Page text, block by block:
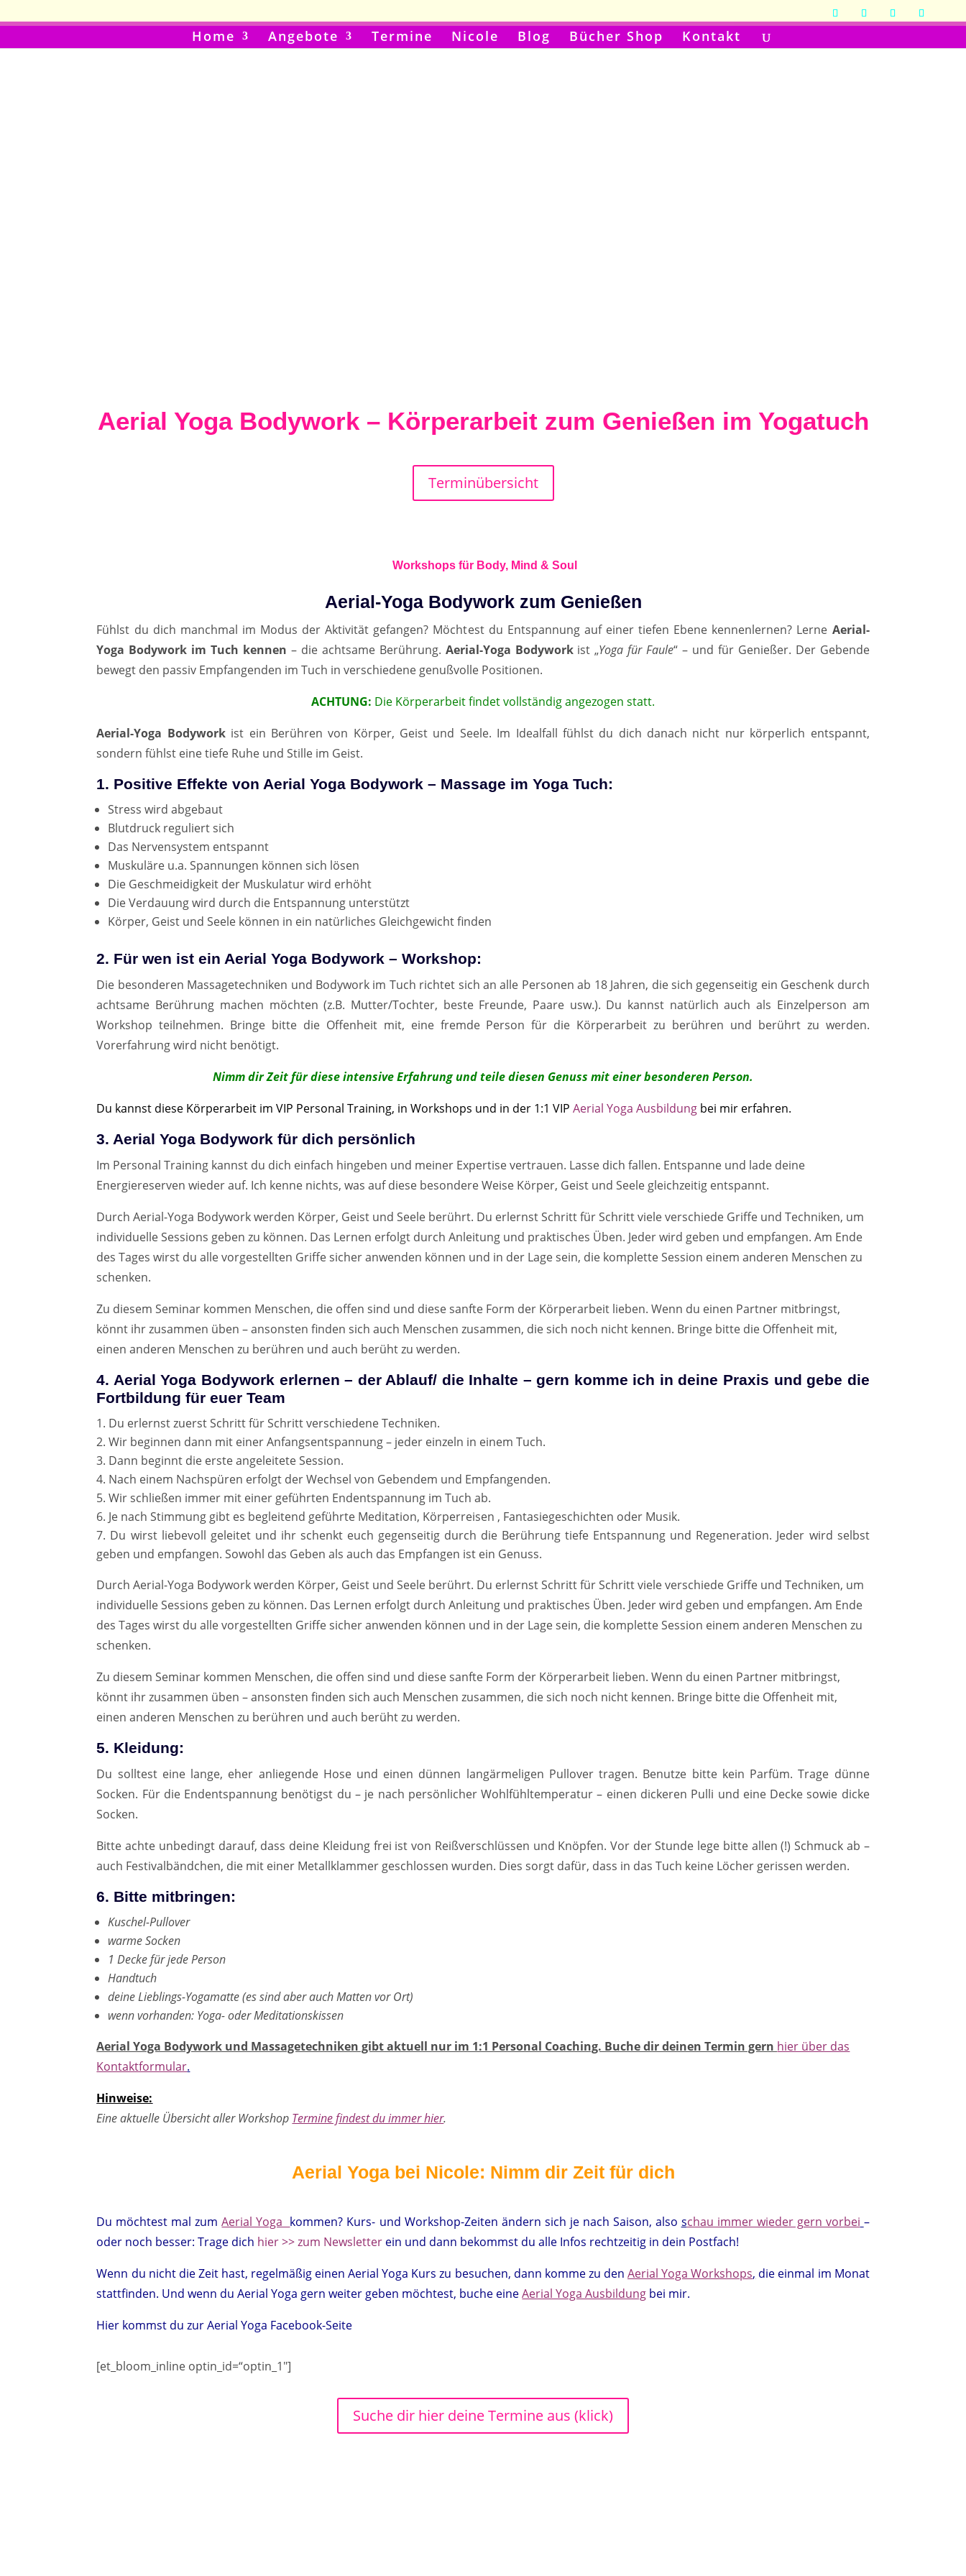
Home Angebote Termine Nicole Blog Bücher Shop Kontakt
Aerial Yoga Bodywork – Körperarbeit zum Genießen im Yogatuch
Terminübersicht
Workshops für Body, Mind & Soul
Aerial-Yoga Bodywork zum Genießen
Fühlst du dich manchmal im Modus der Aktivität gefangen? Möchtest du Entspannung auf einer tiefen Ebene kennenlernen? Lerne Aerial-
Yoga Bodywork im Tuch kennen – die achtsame Berührung. Aerial-Yoga Bodyworkist „Yoga für Faule“ – und für Genießer. Der Gebende
bewegt den passiv Empfangenden im Tuch in verschiedene genußvolle Positionen.
ACHTUNG: Die Körperarbeit findet vollständig angezogen statt.
Aerial-Yoga Bodyworkist ein Berühren von Körper, Geist und Seele. Im Idealfall fühlst du dich danach nicht nur körperlich entspannt,
sondern fühlst eine tiefe Ruhe und Stille im Geist.
1. Positive Effekte von Aerial Yoga Bodywork – Massage im Yoga Tuch:
Stress wird abgebaut
Blutdruck reguliert sich
Das Nervensystem entspannt
Muskuläre u.a. Spannungen können sich lösen
Die Geschmeidigkeit der Muskulatur wird erhöht
Die Verdauung wird durch die Entspannung unterstützt
Körper, Geist und Seele können in ein natürliches Gleichgewicht finden
2. Für wen ist ein Aerial Yoga Bodywork – Workshop:
Die besonderen Massagetechniken und Bodywork im Tuch richtet sich an alle Personen ab 18 Jahren, die sich gegenseitig ein Geschenk durch
achtsame Berührung machen möchten (z.B. Mutter/Tochter, beste Freunde, Paare usw.). Du kannst natürlich auch als Einzelperson am
Workshop teilnehmen. Bringe bitte die Offenheit mit, eine fremde Person für die Körperarbeit zu berühren und berührt zu werden.
Vorerfahrung wird nicht benötigt.
Nimm dir Zeit für diese intensive Erfahrung und teile diesen Genuss mit einer besonderen Person.
Du kannst diese Körperarbeit im VIP Personal Training, in Workshops und in der 1:1 VIPAerial Yoga Ausbildung bei mir erfahren.
3. Aerial Yoga Bodywork für dich persönlich
Im Personal Training kannst du dich einfach hingeben und meiner Expertise vertrauen. Lasse dich fallen. Entspanne und lade deine
Energiereserven wieder auf. Ich kenne nichts, was auf diese besondere Weise Körper, Geist und Seele gleichzeitig entspannt.
Durch Aerial-Yoga Bodywork werden Körper, Geist und Seele berührt. Du erlernst Schritt für Schritt viele verschiede Griffe und Techniken, um
individuelle Sessions geben zu können. Das Lernen erfolgt durch Anleitung und praktisches Üben. Jeder wird geben und empfangen. Am Ende
des Tages wirst du alle vorgestellten Griffe sicher anwenden können und in der Lage sein, die komplette Session einem anderen Menschen zu
schenken.
Zu diesem Seminar kommen Menschen, die offen sind und diese sanfte Form der Körperarbeit lieben. Wenn du einen Partner mitbringst,
könnt ihr zusammen üben – ansonsten finden sich auch Menschen zusammen, die sich noch nicht kennen. Bringe bitte die Offenheit mit,
einen anderen Menschen zu berühren und auch berüht zu werden.
4. Aerial Yoga Bodywork erlernen – der Ablauf/ die Inhalte – gern komme ich in deine Praxis und gebe die
Fortbildung für euer Team
Du erlernst zuerst Schritt für Schritt verschiedene Techniken.
Wir beginnen dann mit einer Anfangsentspannung – jeder einzeln in einem Tuch.
Dann beginnt die erste angeleitete Session.
Nach einem Nachspüren erfolgt der Wechsel von Gebendem und Empfangenden.
Wir schließen immer mit einer geführten Endentspannung im Tuch ab.
Je nach Stimmung gibt es begleitend geführte Meditation, Körperreisen , Fantasiegeschichten oder Musik.
Du wirst liebevoll geleitet und ihr schenkt euch gegenseitig durch die Berührung tiefe Entspannung und Regeneration. Jeder wird selbst
geben und empfangen. Sowohl das Geben als auch das Empfangen ist ein Genuss.
Durch Aerial-Yoga Bodywork werden Körper, Geist und Seele berührt. Du erlernst Schritt für Schritt viele verschiede Griffe und Techniken, um
individuelle Sessions geben zu können. Das Lernen erfolgt durch Anleitung und praktisches Üben. Jeder wird geben und empfangen. Am Ende
des Tages wirst du alle vorgestellten Griffe sicher anwenden können und in der Lage sein, die komplette Session einem anderen Menschen zu
schenken.
Zu diesem Seminar kommen Menschen, die offen sind und diese sanfte Form der Körperarbeit lieben. Wenn du einen Partner mitbringst,
könnt ihr zusammen üben – ansonsten finden sich auch Menschen zusammen, die sich noch nicht kennen. Bringe bitte die Offenheit mit,
einen anderen Menschen zu berühren und auch berüht zu werden.
5. Kleidung:
Du solltest eine lange, eher anliegende Hose und einen dünnen langärmeligen Pullover tragen. Benutze bitte kein Parfüm. Trage dünne
Socken. Für die Endentspannung benötigst du – je nach persönlicher Wohlfühltemperatur – einen dickeren Pulli und eine Decke sowie dicke
Socken.
Bitte achte unbedingt darauf, dass deine Kleidung frei ist von Reißverschlüssen und Knöpfen. Vor der Stunde lege bitte allen (!) Schmuck ab –
auch Festivalbändchen, die mit einer Metallklammer geschlossen wurden. Dies sorgt dafür, dass in das Tuch keine Löcher gerissen werden.
6. Bitte mitbringen:
Kuschel-Pullover
warme Socken
1 Decke für jede Person
Handtuch
deine Lieblings-Yogamatte (es sind aber auch Matten vor Ort)
wenn vorhanden: Yoga- oder Meditationskissen
Aerial Yoga Bodywork und Massagetechniken gibt aktuell nur im 1:1 Personal Coaching. Buche dir deinen Termin gern hier über das
Kontaktformular.
Hinweise:
Eine aktuelle Übersicht aller Workshop Termine findest du immer hier.
Aerial Yoga bei Nicole: Nimm dir Zeit für dich
Du möchtest mal zumAerial Yoga kommen? Kurs- und Workshop-Zeiten ändern sich je nach Saison, also schau immer wieder gern vorbei –
oder noch besser: Trage dich hier >> zum Newsletter ein und dann bekommst du alle Infos rechtzeitig in dein Postfach!
Wenn du nicht die Zeit hast, regelmäßig einen Aerial Yoga Kurs zu besuchen, dann komme zu denAerial Yoga Workshops, die einmal im Monat
stattfinden. Und wenn du Aerial Yoga gern weiter geben möchtest, buche eineAerial Yoga Ausbildung bei mir.
Hier kommst du zur Aerial Yoga Facebook-Seite
[et_bloom_inline optin_id=“optin_1″]
Suche dir hier deine Termine aus (klick)